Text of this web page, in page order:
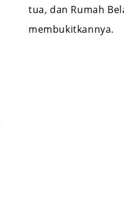
tua, dan Rumah
membukitkannya.